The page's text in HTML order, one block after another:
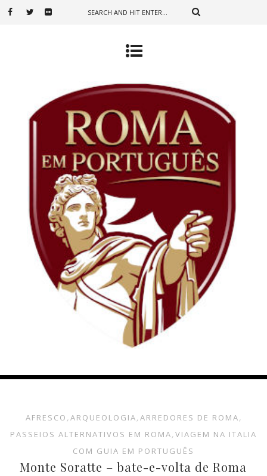
AFRESCO ,ARQUEOLOGIA,ARREDORES DE ROMA,
PASSEIOS ALTERNATIVOS EM ROMA, VIAGEM NA ITALIA
COM GUIA EM PORTUGUÊS
Monte Soratte – bate-e-volta de Roma